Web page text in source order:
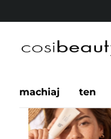
machiaj ten